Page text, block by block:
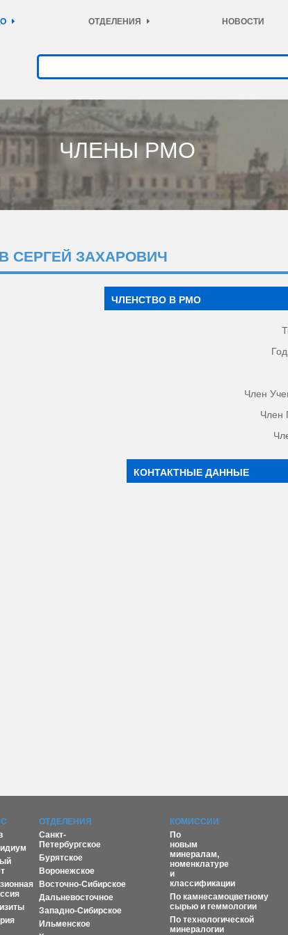
ОТДЕЛЕНИЯ НОВОСТИ
ЧЛЕНЫ РМО
СЕРГЕЙ ЗАХАРОВИЧ
ЧЛЕНСТВО В РМО
Член
Член
КОНТАКТНЫЕ ДАННЫЕ
ОТДЕЛЕНИЯ
Санкт-
Петербургское
Бурятское
Воронежское
Восточно-Сибирское
Дальневосточное
Западно-Сибирское
Ильменское
КОМИССИИ
По
новым
минералам,
номенклатуре
и
классификации
По камнесамоцветному
сырью и геммологии
По технологической
минералогии